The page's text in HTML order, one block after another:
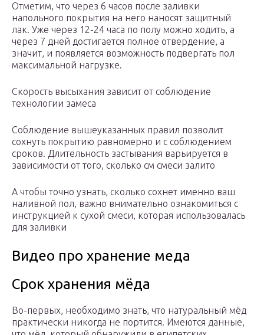
Отметим, что через 6 часов после заливки
напольного покрытия на него наносят защитный
лак. Уже через 12-24 часа по полу можно ходить, а
через 7 дней достигается полное отвердение, а
значит, и появляется возможность подвергать пол
максимальной нагрузке.
Скорость высыхания зависит от соблюдение
технологии замеса
Соблюдение вышеуказанных правил позволит
сохнуть покрытию равномерно и с соблюдением
сроков. Длительность застывания варьируется в
зависимости от того, сколько см смеси залито
А чтобы точно узнать, сколько сохнет именно ваш
наливной пол, важно внимательно ознакомиться с
инструкцией к сухой смеси, которая использовалась
для заливки
Видео про хранение меда
Срок хранения мёда
Во-первых, необходимо знать, что натуральный мёд
практически никогда не портится. Имеются данные,